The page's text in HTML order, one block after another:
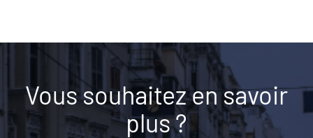
Vous souhaitez en savoir
plus ?